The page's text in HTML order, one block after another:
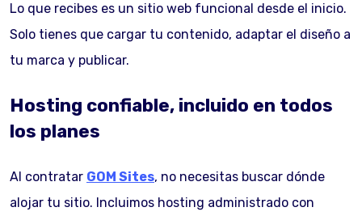
Lo que recibes es un sitio web funcional desde el inicio.
Solo tienes que cargar tu contenido, adaptar el diseño a
tu marca y publicar.
Hosting confiable, incluido en todos
los planes
Al contratar GOM Sites, no necesitas buscar dónde
alojar tu sitio. Incluimos hosting administrado con